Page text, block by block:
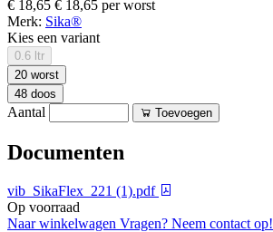
€ 18,65 € 18,65 per worst
Merk: Sika®
Kies een variant
0.6 ltr
20 worst
48 doos
Aantal Toevoegen
Documenten
vib_SikaFlex_221 (1).pdf
Op voorraad
Naar winkelwagen Vragen? Neem contact op!